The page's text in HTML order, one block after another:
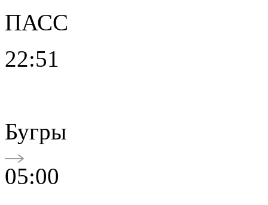
ПАСС
22:51
Бугры
05:00